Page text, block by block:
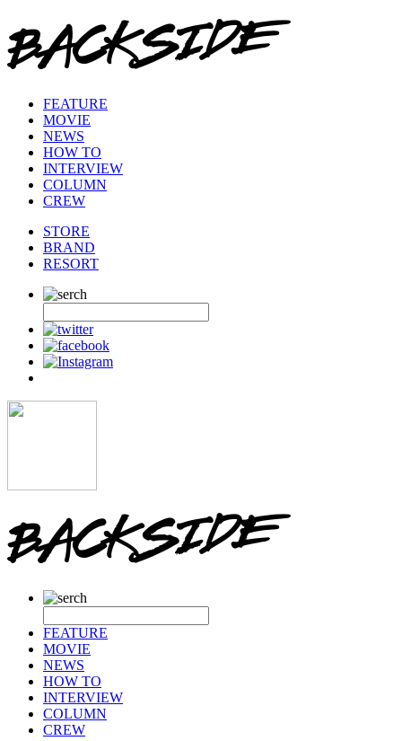
FEATURE
MOVIE
NEWS
HOW TO
INTERVIEW
COLUMN
CREW
STORE
BRAND
RESORT
FEATURE
MOVIE
NEWS
HOW TO
INTERVIEW
COLUMN
CREW